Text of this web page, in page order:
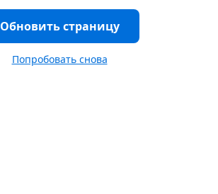
Обновить страницу
Попробовать снова